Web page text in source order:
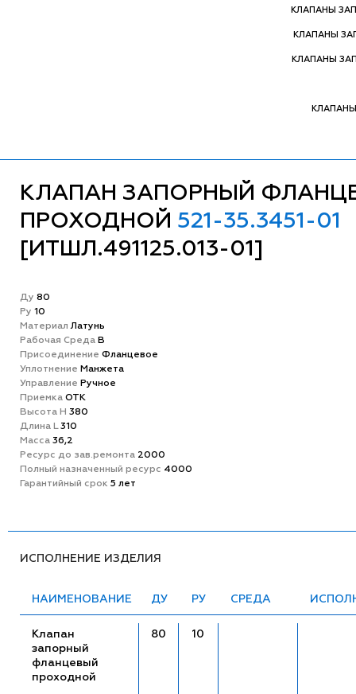
КЛАПАНЫ
КЛАПАНЫ
КЛАПАНЫ
КЛАПАН ЗАПОРНЫЙ
ПРОХОДНОЙ 521-35.3451-01
[ИТШЛ.491125.013-01]
Ду 80
Ру 10
МатeриалЛатунь
Рабочая Среда В
Присоединение Фланцевое
Уплотнение Манжета
Управление Ручное
Приемка ОТК
Высота H 380
Длина L310
Масса 36,2
Ресурс до зав.ремонта 2000
Полный назначенный ресурс 4000
Гарантийный срок 5 лет
ИСПОЛНЕНИЕ ИЗДЕЛИЯ
НАИМЕНОВАНИЕ ДУ РУ СРЕДА
Клапан
запорный
фланцевый
проходной
80 10